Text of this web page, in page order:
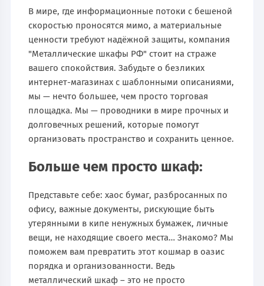
В мире, где информационные потоки с бешеной
скоростью проносятся мимо, а материальные
ценности требуют надёжной защиты, компания
"Металлические шкафы РФ" стоит на страже
вашего спокойствия. Забудьте о безликих
интернет-магазинах с шаблонными описаниями,
мы — нечто большее, чем просто торговая
площадка. Мы — проводники в мире прочных и
долговечных решений, которые помогут
организовать пространство и сохранить ценное.
Больше чем просто шкаф:
Представьте себе: хаос бумаг, разбросанных по
офису, важные документы, рискующие быть
утерянными в кипе ненужных бумажек, личные
вещи, не находящие своего места… Знакомо? Мы
поможем вам превратить этот кошмар в оазис
порядка и организованности. Ведь
металлический шкаф – это не просто